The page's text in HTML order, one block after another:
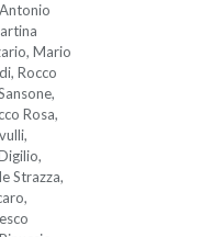
Mario
Rocco
Rosa,
Strazza,